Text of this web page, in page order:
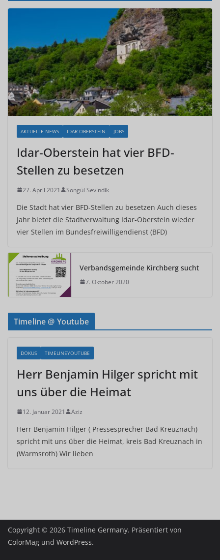
AKTUELLE NEWS IDAR-OBERSTEIN JOBS
Idar-Oberstein hat vier BFD-
Stellen zu besetzen
27. April 2021 Songül Sevindik
Die Stadt hat vier BFD-Stellen zu besetzen Auch dieses
Jahr bietet die Stadtverwaltung Idar-Oberstein wieder
vier Stellen im Bundesfreiwilligendienst (BFD)
Verbandsgemeinde Kirchberg sucht
7. Oktober 2020
Timeline @ Youtube
DOKUS TIMELINEYOUTUBE
Herr Benjamin Hilger spricht mit
uns über die Heimat
12. Januar 2021 Aziz
Herr Benjamin Hilger ( Pressesprecher Bad Kreuznach)
spricht mit uns über die Heimat, kreis Bad Kreuznach in
(Warmsroth) Wir lieben
Copyright © 2026 Timeline Germany. Präsentiert von
ColorMag und WordPress.